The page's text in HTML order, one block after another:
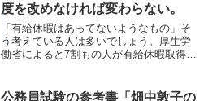
度を改めなければ変わらない。
「有給休暇はあってないようなもの」そ
う考えている人は多いでしょう。厚生労
働省によると7割もの人が有給休暇取得に
きたいと思います。7割は「有給休暇取り
公務員試験の参考書「畑中敦子の